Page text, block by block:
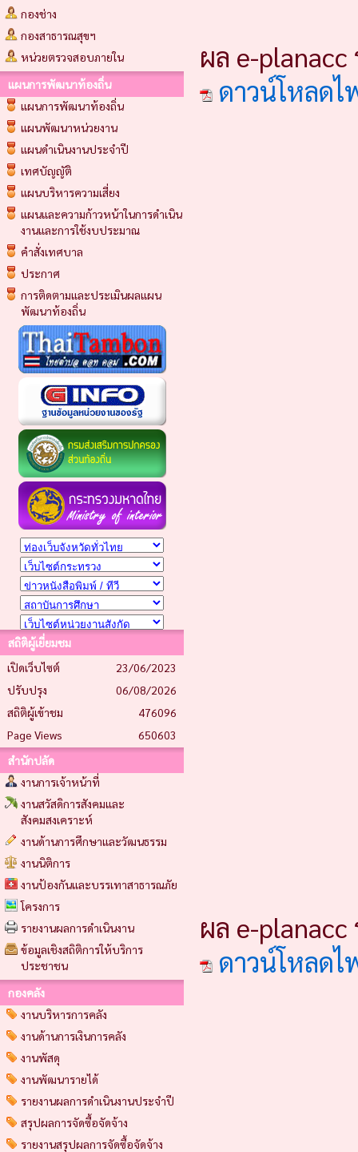
กองช่าง
กองสาธารณสุขฯ
หน่วยตรวจสอบภายใน
แผนการพัฒนาท้องถิ่น
แผนการพัฒนาท้องถิ่น
แผนพัฒนาหน่วยงาน
แผนดำเนินงานประจำปี
เทศบัญญัติ
แผนบริหารความเสี่ยง
แผนและความก้าวหน้าในการดำเนิน
งานและการใช้งบประมาณ
คำสั่งเทศบาล
ประกาศ
การติดตามและประเมินผลแผน
พัฒนาท้องถิ่น
สถิติผู้เยี่ยมชม
เปิดเว็บไซต์
23/06/2023
ปรับปรุง
06/08/2026
สถิติผู้เข้าชม
476096
Page Views
650603
สำนักปลัด
งานการเจ้าหน้าที่
งานสวัสดิการสังคมและ
สังคมสงเคราะห์
งานด้านการศึกษาและวัฒนธรรม
งานนิติการ
งานป้องกันและบรรเทาสาธารณภัย
โครงการ
รายงานผลการดำเนินงาน
ข้อมูลเชิงสถิติการให้บริการ
ประชาชน
กองคลัง
งานบริหารการคลัง
งานด้านการเงินการคลัง
งานพัสดุ
งานพัฒนารายได้
รายงานผลการดำเนินงานประจำปี
สรุปผลการจัดซื้อจัดจ้าง
รายงานสรุปผลการจัดซื้อจัดจ้าง
ผล e-planacc
ดาวน์โหลด
ผล e-planacc
ดาวน์โหลด